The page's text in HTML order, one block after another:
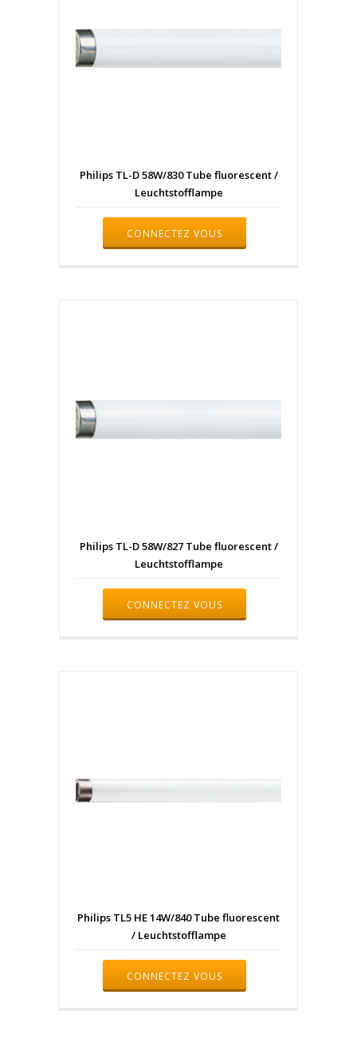
Philips TL-D 58W/830 Tube fluorescent /
Leuchtstofflampe
CONNECTEZ VOUS
Philips TL-D 58W/827 Tube fluorescent /
Leuchtstofflampe
CONNECTEZ VOUS
Philips TL5 HE 14W/840 Tube fluorescent
/ Leuchtstofflampe
CONNECTEZ VOUS